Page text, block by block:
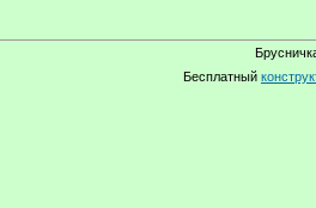
Бесплатный